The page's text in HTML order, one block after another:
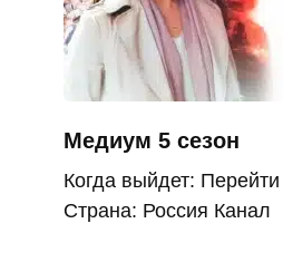
Медиум 5 сезон
Когда выйдет:
Страна: Россия Канал